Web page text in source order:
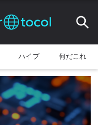
ハイプ 何だこれ